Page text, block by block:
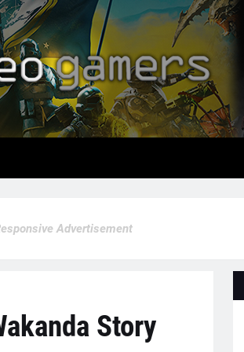
Advertisement
Story